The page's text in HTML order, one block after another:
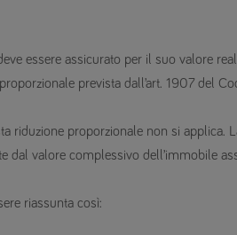
essere assicurato per il suo valore
prevista dall’art. 1907 del
riduzione proporzionale non si
dal valore complessivo dell’immobile
riassunta così: